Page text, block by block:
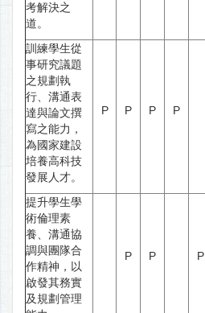
考解決之
道。
訓練學生從
事研究議題
之規劃執
行、溝通表
達與論文撰
寫之能力，
為國家建設
培養高科技
發展人才。
P P P P
提升學生學
術倫理素
養、溝通協
調與團隊合
作精神，以
啟發其務實
及規劃管理
P P P